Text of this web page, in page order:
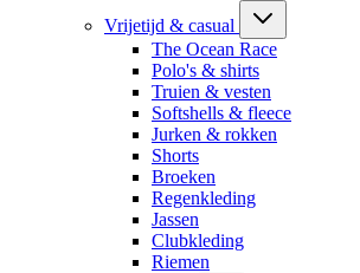
Vrijetijd & casual
The Ocean Race
Polo's & shirts
Truien & vesten
Softshells & fleece
Jurken & rokken
Shorts
Broeken
Regenkleding
Jassen
Clubkleding
Riemen